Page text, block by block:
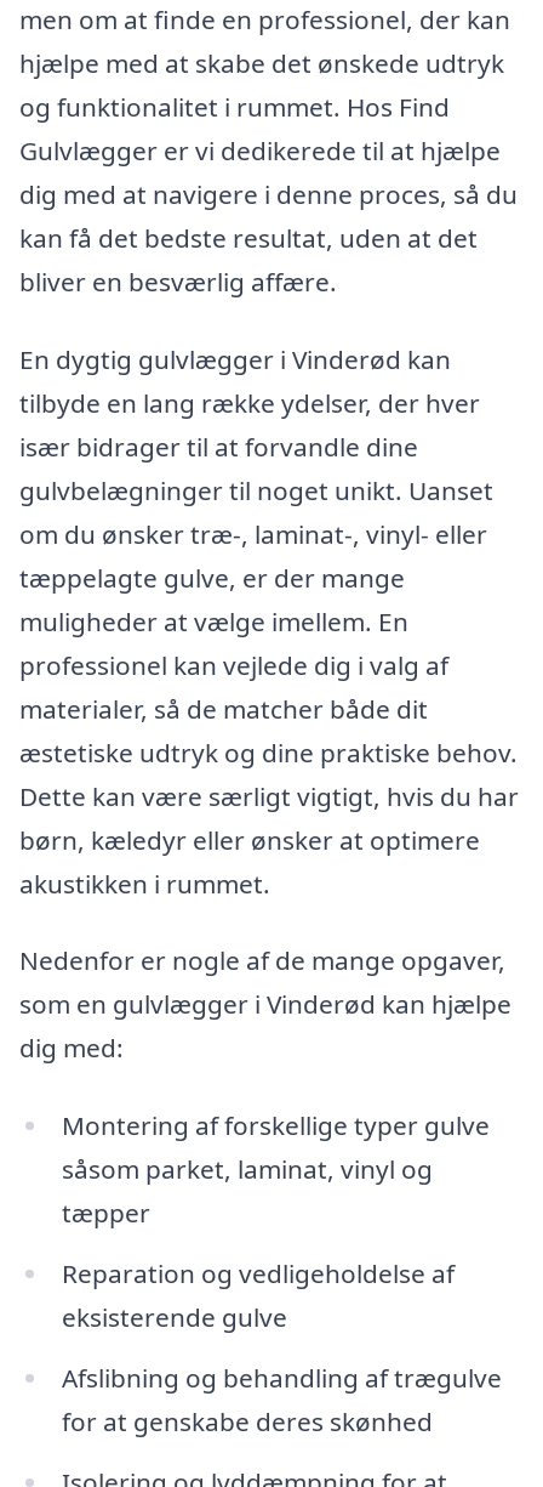
men om at finde en professionel, der kan
hjælpe med at skabe det ønskede udtryk
og funktionalitet i rummet. Hos Find
Gulvlægger er vi dedikerede til at hjælpe
dig med at navigere i denne proces, så du
kan få det bedste resultat, uden at det
bliver en besværlig affære.
En dygtig gulvlægger i Vinderød kan
tilbyde en lang række ydelser, der hver
især bidrager til at forvandle dine
gulvbelægninger til noget unikt. Uanset
om du ønsker træ-, laminat-, vinyl- eller
tæppelagte gulve, er der mange
muligheder at vælge imellem. En
professionel kan vejlede dig i valg af
materialer, så de matcher både dit
æstetiske udtryk og dine praktiske behov.
Dette kan være særligt vigtigt, hvis du har
børn, kæledyr eller ønsker at optimere
akustikken i rummet.
Nedenfor er nogle af de mange opgaver,
som en gulvlægger i Vinderød kan hjælpe
dig med:
Montering af forskellige typer gulve
såsom parket, laminat, vinyl og
tæpper
Reparation og vedligeholdelse af
eksisterende gulve
Afslibning og behandling af trægulve
for at genskabe deres skønhed